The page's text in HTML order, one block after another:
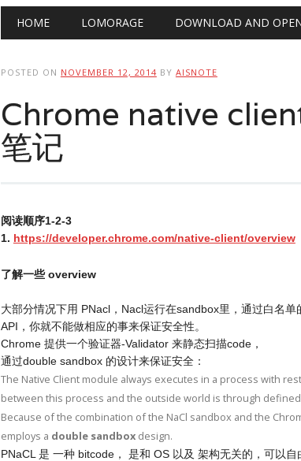
Main menu
HOME LOMORAGE DOWNLOAD AND
POSTED ON NOVEMBER 12, 2014 BY AISNOTE
Chrome native
笔记
阅读顺序1-2-3
1. https://developer.chrome.com/native-client/overview
了解一些 overview
大部分情况下用 PNacl，Nacl运行在sandbox里，通过白名
API，你就不能做相应的事来保证安全性。
Chrome 提供一个验证器-Validator 来静态扫描code，
通过double sandbox 的设计来保证安全：
The Native Client module always executes in a process with
between this process and the outside world is through
Because of the combination of the NaCl sandbox and the
employs a double sandboxdesign.
PNaCL 是 一种 bitcode， 是和 OS 以及 架构无关的，可以自